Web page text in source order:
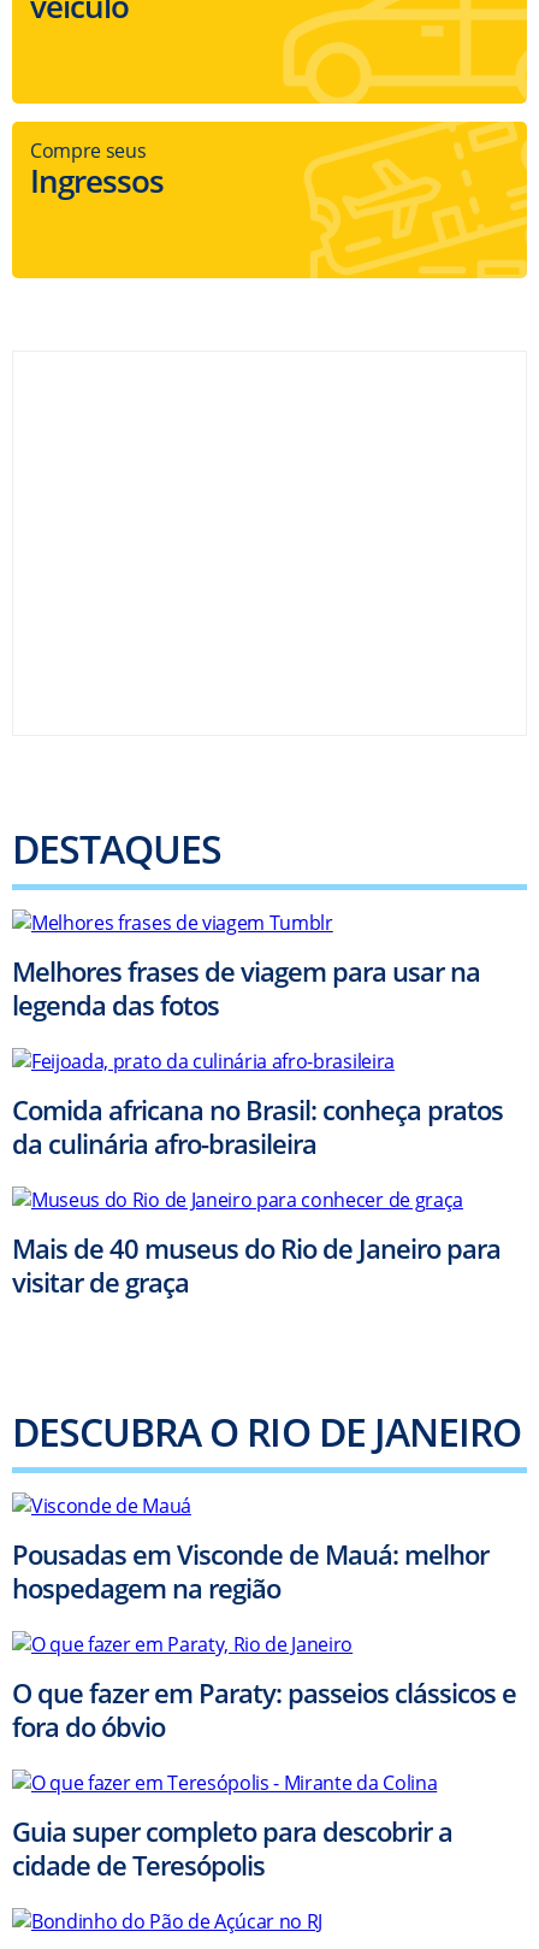
Compre seus
Ingressos
DESTAQUES
Melhores frases de viagem para usar na
legenda das fotos
Comida africana no Brasil: conheça pratos
da culinária afro-brasileira
Mais de 40 museus do Rio de Janeiro para
visitar de graça
DESCUBRA O RIO DE JANEIRO
Pousadas em Visconde de Mauá: melhor
hospedagem na região
O que fazer em Paraty: passeios clássicos e
fora do óbvio
Guia super completo para descobrir a
cidade de Teresópolis